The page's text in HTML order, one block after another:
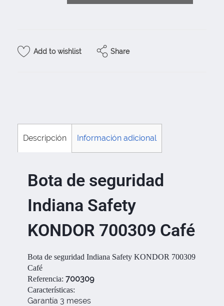
Add to wishlist Share
Descripción Información adicional
Bota de seguridad
Indiana Safety
KONDOR 700309 Café
Bota de seguridad Indiana Safety KONDOR 700309
Café
Referencia: 700309
Características:
Garantía 3 meses